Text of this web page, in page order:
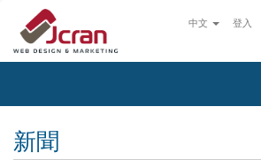
中文 登入
新聞